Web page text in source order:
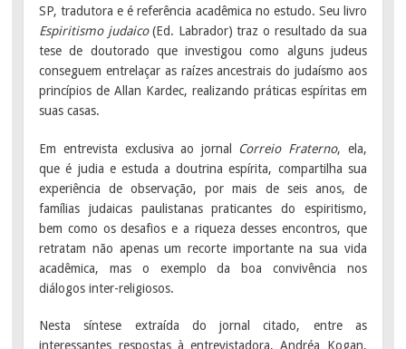
SP, tradutora e é referência acadêmica no estudo. Seu livro
Espiritismo judaico(Ed. Labrador) traz o resultado da sua
tese de doutorado que investigou como alguns judeus
conseguem entrelaçar as raízes ancestrais do judaísmo aos
princípios de Allan Kardec, realizando práticas espíritas em
suas casas.
Em entrevista exclusiva ao jornal Correio Fraterno, ela,
que é judia e estuda a doutrina espírita, compartilha sua
experiência de observação, por mais de seis anos, de
famílias judaicas paulistanas praticantes do espiritismo,
bem como os desafios e a riqueza desses encontros, que
retratam não apenas um recorte importante na sua vida
acadêmica, mas o exemplo da boa convivência nos
diálogos inter-religiosos.
Nesta síntese extraída do jornal citado, entre as
interessantes respostas à entrevistadora, Andréa Kogan,